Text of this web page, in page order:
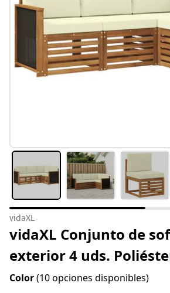
vidaXL
vidaXL Conjunto de
exterior 4 uds.
Color(10 opciones disponibles)